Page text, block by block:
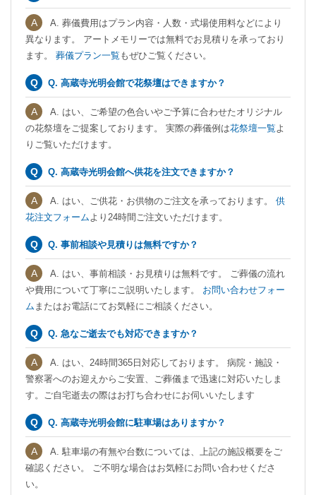
A. 葬儀費用はプラン内容・人数・式場使用料などにより
異なります。 アートメモリーでは無料でお見積りを承っており
ます。 葬儀プラン一覧 もぜひご覧ください。
Q. 高蔵寺光明会館で花祭壇はできますか？
A. はい、ご希望の色合いやご予算に合わせたオリジナル
の花祭壇をご提案しております。 実際の葬儀例は花祭壇一覧 よ
りご覧いただけます。
Q. 高蔵寺光明会館へ供花を注文できますか？
A. はい、ご供花・お供物のご注文を承っております。 供
花注文フォーム より24時間ご注文いただけます。
Q. 事前相談や見積りは無料ですか？
A. はい、事前相談・お見積りは無料です。 ご葬儀の流れ
や費用について丁寧にご説明いたします。 お問い合わせフォー
ム またはお電話にてお気軽にご相談ください。
Q. 急なご逝去でも対応できますか？
A. はい、24時間365日対応しております。 病院・施設・
警察署へのお迎えからご安置、ご葬儀まで迅速に対応いたしま
す。ご自宅逝去の際はお打ち合わせにお伺いいたします
Q. 高蔵寺光明会館に駐車場はありますか？
A. 駐車場の有無や台数については、上記の施設概要をご
確認ください。 ご不明な場合はお気軽にお問い合わせくださ
い。